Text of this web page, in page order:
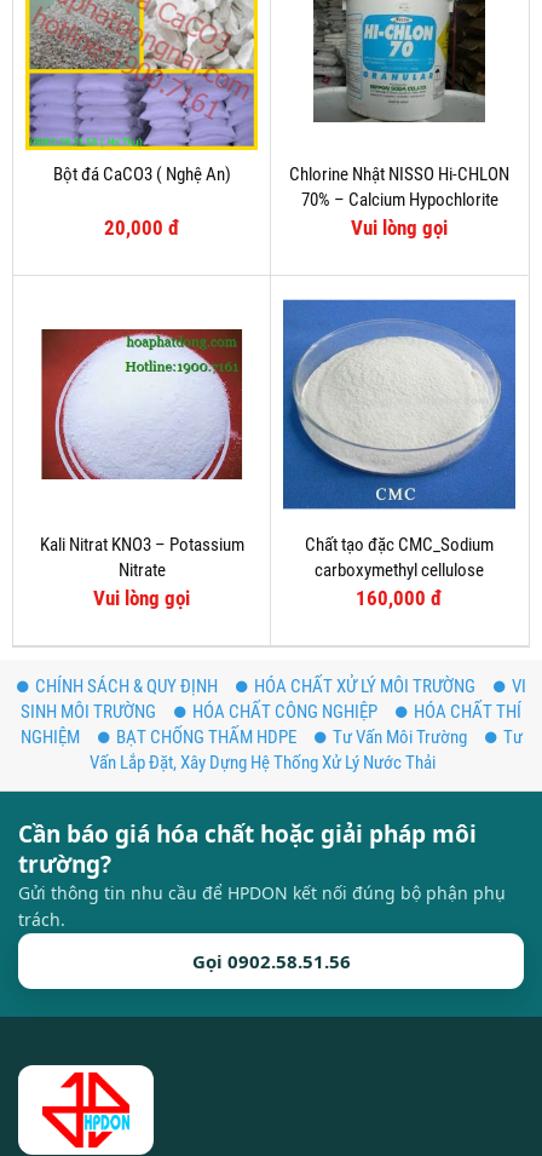
Bột đá CaCO3 ( Nghệ An)
20,000 đ
Chlorine Nhật NISSO Hi-CHLON
70% – Calcium Hypochlorite
Vui lòng gọi
Kali Nitrat KNO3 – Potassium
Nitrate
Vui lòng gọi
Chất tạo đặc CMC_Sodium
carboxymethyl cellulose
160,000 đ
CHÍNH SÁCH & QUY ĐỊNH HÓA CHẤT XỬ LÝ MÔI TRƯỜNG
VI
SINH MÔI TRƯỜNG
HÓA CHẤT CÔNG NGHIỆP
HÓA CHẤT THÍ
NGHIỆM
BẠT CHỐNG THẤM HDPE Tư Vấn Môi Trường
Tư
Vấn Lắp Đặt, Xây Dựng Hệ Thống Xử Lý Nước Thải
Cần báo giá hóa chất hoặc giải pháp môi
trường?
Gửi thông tin nhu cầu để HPDON kết nối đúng bộ phận phụ
trách.
Gọi 0902.58.51.56